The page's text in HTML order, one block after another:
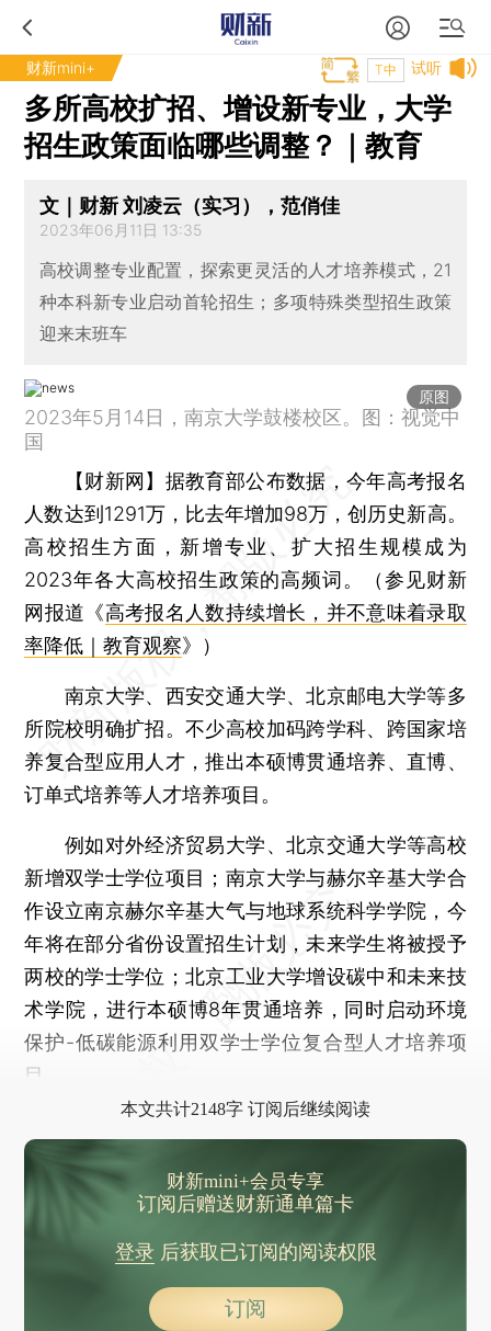
财新mini+ 试听
T中
多所高校扩招、增设新专业，大学
招生政策面临哪些调整？｜教育
文｜财新 刘凌云（实习），范俏佳
2023年06月11日 13:35
高校调整专业配置，探索更灵活的人才培养模式，21
种本科新专业启动首轮招生；多项特殊类型招生政策
迎来末班车
原图
2023年5月14日，南京大学鼓楼校区。图：视觉中
国
【财新网】 据教育部公布数据，今年高考报名
人数达到1291万，比去年增加98万，创历史新高。
高校招生方面，新增专业、扩大招生规模成为
2023年各大高校招生政策的高频词。（参见财新
网报道《高考报名人数持续增长，并不意味着录取
率降低｜教育观察》）
南京大学、西安交通大学、北京邮电大学等多
所院校明确扩招。不少高校加码跨学科、跨国家培
养复合型应用人才，推出本硕博贯通培养、直博、
订单式培养等人才培养项目。
例如对外经济贸易大学、北京交通大学等高校
新增双学士学位项目；南京大学与赫尔辛基大学合
作设立南京赫尔辛基大气与地球系统科学学院，今
年将在部分省份设置招生计划，未来学生将被授予
两校的学士学位；北京工业大学增设碳中和未来技
术学院，进行本硕博8年贯通培养，同时启动环境
保护-低碳能源利用双学士学位复合型人才培养项
目。
本文共计2148字 订阅后继续阅读
财新mini+会员专享
订阅后赠送财新通单篇卡
登录后获取已订阅的阅读权限
订阅